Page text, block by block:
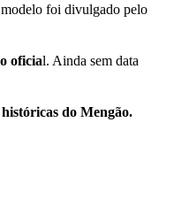
foi divulgado pelo
oficial. Ainda sem data
do Mengão.